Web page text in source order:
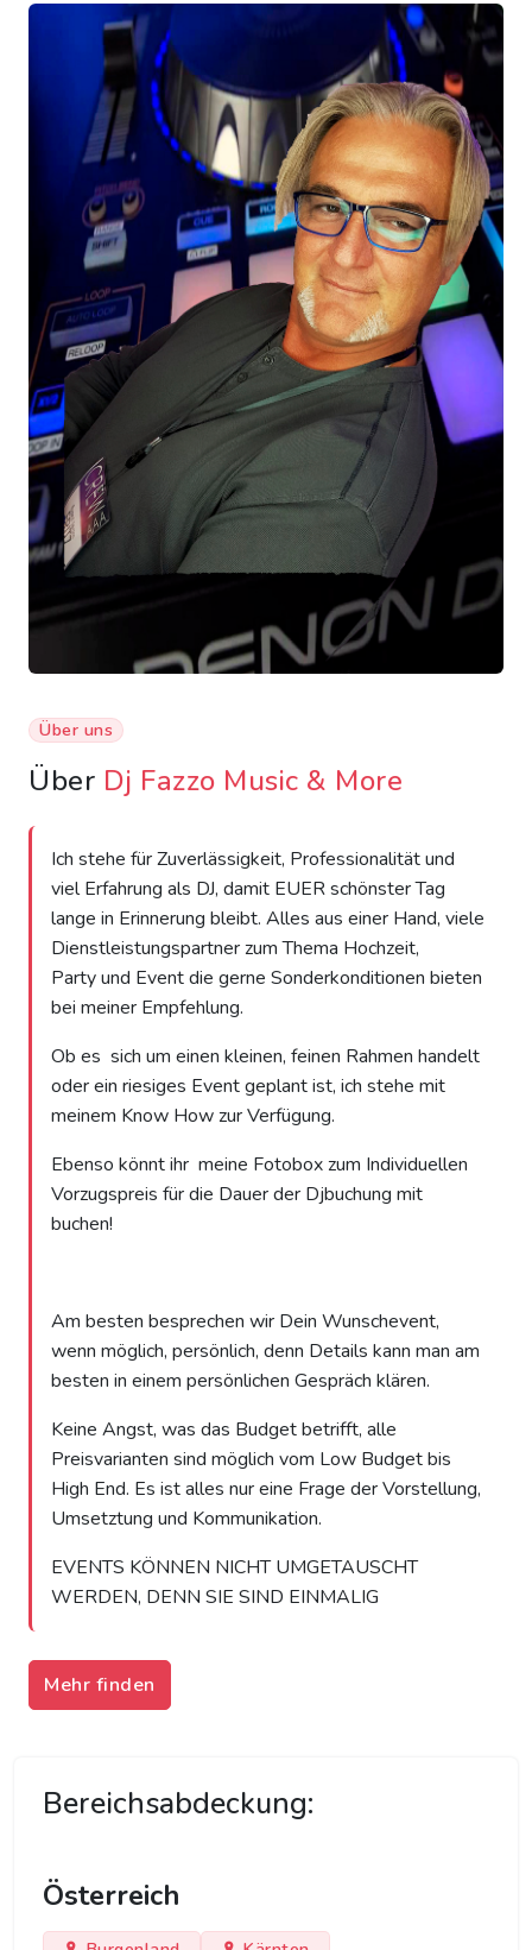
Über uns
Über Dj Fazzo Music & More
Ich stehe für Zuverlässigkeit, Professionalität und
viel Erfahrung als DJ, damit EUER schönster Tag
lange in Erinnerung bleibt. Alles aus einer Hand, viele
Dienstleistungspartner zum Thema Hochzeit,
Party und Event die gerne Sonderkonditionen bieten
bei meiner Empfehlung.
Ob es sich um einen kleinen, feinen Rahmen handelt
oder ein riesiges Event geplant ist, ich stehe mit
meinem Know How zur Verfügung.
Ebenso könnt ihr meine Fotobox zum Individuellen
Vorzugspreis für die Dauer der Djbuchung mit
buchen!
Am besten besprechen wir Dein Wunschevent,
wenn möglich, persönlich, denn Details kann man am
besten in einem persönlichen Gespräch klären.
​Keine Angst, was das Budget betrifft, alle
Preisvarianten sind möglich vom Low Budget bis
High End. Es ist alles nur eine Frage der Vorstellung,
Umsetztung und Kommunikation.
EVENTS KÖNNEN NICHT UMGETAUSCHT
WERDEN, DENN SIE SIND EINMALIG
Mehr finden
Bereichsabdeckung:
Österreich